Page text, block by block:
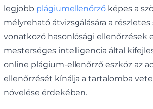
legjobb plágiumellenőrző képes a
mélyreható átvizsgálására a részletes
vonatkozó hasonlósági ellenőrzések
mesterséges intelligencia által
online plágium-ellenőrző eszköz az
ellenőrzését kínálja a tartalomba
növelése érdekében.